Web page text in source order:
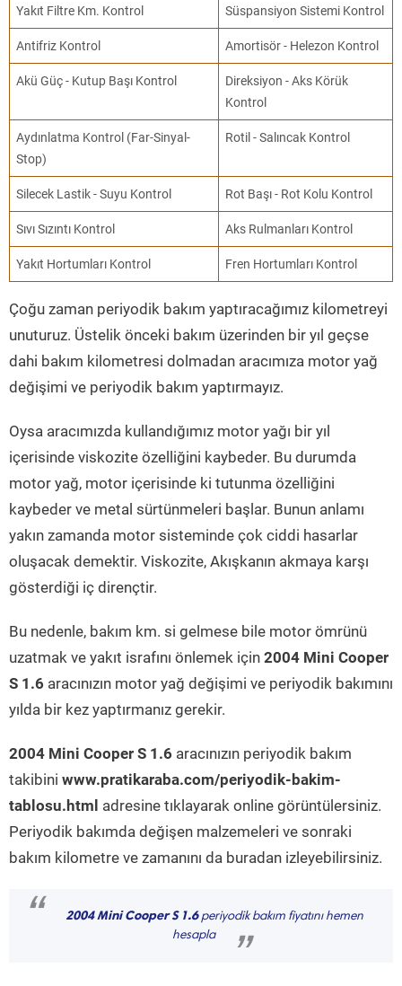
Yakıt Filtre Km. Kontrol Süspansiyon Sistemi Kontrol
Antifriz Kontrol Amortisör - Helezon Kontrol
Akü Güç - Kutup Başı Kontrol
Direksiyon - Aks Körük
Kontrol
Aydınlatma Kontrol (Far-Sinyal-
Stop)
Rotil - Salıncak Kontrol
Silecek Lastik - Suyu Kontrol Rot Başı - Rot Kolu Kontrol
Sıvı Sızıntı Kontrol Aks Rulmanları Kontrol
Yakıt Hortumları Kontrol Fren Hortumları Kontrol
Çoğu zaman periyodik bakım yaptıracağımız kilometreyi
unuturuz. Üstelik önceki bakım üzerinden bir yıl geçse
dahi bakım kilometresi dolmadan aracımıza motor yağ
değişimi ve periyodik bakım yaptırmayız.
Oysa aracımızda kullandığımız motor yağı bir yıl
içerisinde viskozite özelliğini kaybeder. Bu durumda
motor yağ, motor içerisinde ki tutunma özelliğini
kaybeder ve metal sürtünmeleri başlar. Bunun anlamı
yakın zamanda motor sisteminde çok ciddi hasarlar
oluşacak demektir. Viskozite, Akışkanın akmaya karşı
gösterdiği iç dirençtir.
Bu nedenle, bakım km. si gelmese bile motor ömrünü
uzatmak ve yakıt israfını önlemek için 2004 Mini Cooper
S 1.6 aracınızın motor yağ değişimi ve periyodik bakımını
yılda bir kez yaptırmanız gerekir.
2004 Mini Cooper S 1.6 aracınızın periyodik bakım
takibini www.pratikaraba.com/periyodik-bakim-
tablosu.html adresine tıklayarak online görüntülersiniz.
Periyodik bakımda değişen malzemeleri ve sonraki
bakım kilometre ve zamanını da buradan izleyebilirsiniz.
“ 2004 Mini Cooper S 1.6periyodik bakım fiyatını hemen
hesapla
”